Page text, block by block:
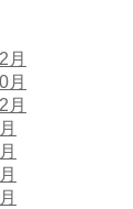
月
月
月